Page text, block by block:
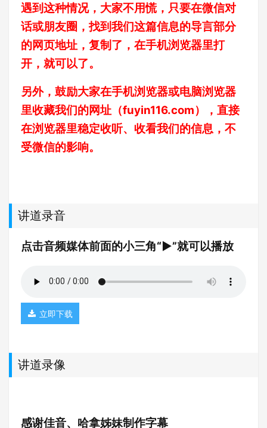
遇到这种情况，大家不用慌，只要在微信对
话或朋友圈，找到我们这篇信息的导言部分
的网页地址，复制了，在手机浏览器里打
开，就可以了。
另外，鼓励大家在手机浏览器或电脑浏览器
里收藏我们的网址（fuyin116.com），直接
在浏览器里稳定收听、收看我们的信息，不
受微信的影响。
讲道录音
点击音频媒体前面的小三角“►”就可以播放
立即下载
讲道录像
感谢佳音、哈拿姊妹制作字幕